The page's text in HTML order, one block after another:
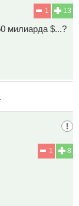
13
1
милиарда $...?
8
1